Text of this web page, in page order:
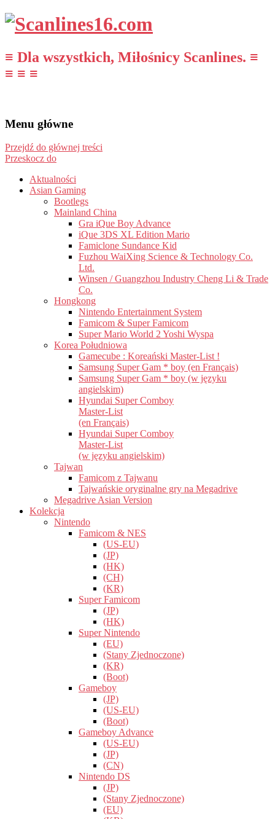
≡ Dla wszystkich, Miłośnicy Scanlines. ≡
≡ ≡ ≡
Menu główne
Przejdź do głównej treści
Przeskocz do
Aktualności
Asian Gaming
Bootlegs
Mainland China
Gra iQue Boy Advance
iQue 3DS XL Edition Mario
Famiclone Sundance Kid
Fuzhou WaiXing Science & Technology Co.
Ltd.
Winsen / Guangzhou Industry Cheng Li & Trade
Co.
Hongkong
Nintendo Entertainment System
Famicom & Super Famicom
Super Mario World 2 Yoshi Wyspa
Korea Południowa
Gamecube : Koreański Master-List !
Samsung Super Gam * boy (en Français)
Samsung Super Gam * boy (w języku
angielskim)
Hyundai Super Comboy
Master-List
(en Français)
Hyundai Super Comboy
Master-List
(w języku angielskim)
Tajwan
Famicom z Tajwanu
Tajwańskie oryginalne gry na Megadrive
Megadrive Asian Version
Kolekcja
Nintendo
Famicom & NES
(US-EU)
(JP)
(HK)
(CH)
(KR)
Super Famicom
(JP)
(HK)
Super Nintendo
(EU)
(Stany Zjednoczone)
(KR)
(Boot)
Gameboy
(JP)
(US-EU)
(Boot)
Gameboy Advance
(US-EU)
(JP)
(CN)
Nintendo DS
(JP)
(Stany Zjednoczone)
(EU)